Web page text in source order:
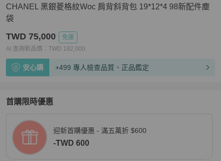
CHANEL 黑銀菱格紋Woc 肩背斜背包 19*12*4 98新配件塵
袋
TWD 75,000
免運
AI 查詢新品價： TWD 182,000
安心購 +499 專人檢查品質、正品鑑定
首購限時優惠
迎新首購優惠 - 滿五萬折 $600
-TWD 600